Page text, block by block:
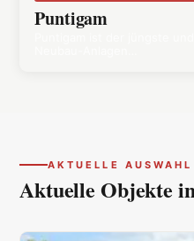
Puntigam
AKTUELLE AUSWAHL
Aktuelle Objekte